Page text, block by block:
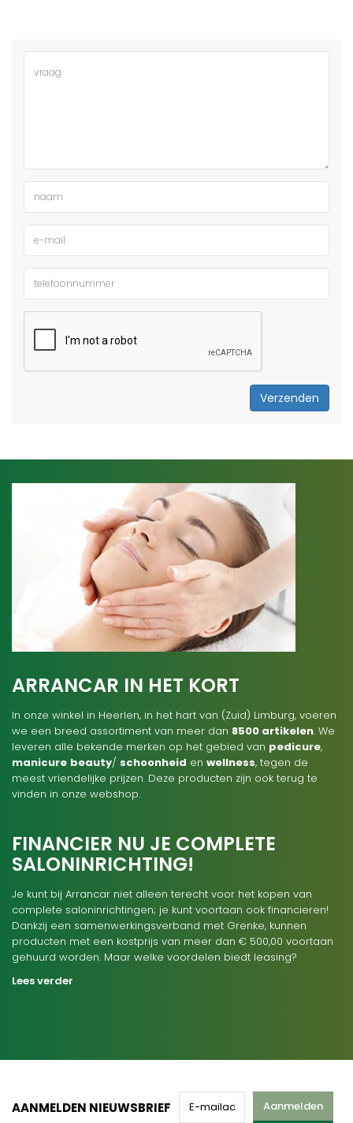
Verzenden
ARRANCAR IN HET KORT
In onze winkel in Heerlen, in het hart van (Zuid) Limburg, voeren
we een breed assortiment van meer dan 8500 artikelen. We
leveren alle bekende merken op het gebied van pedicure,
manicure beauty/ schoonheid en wellness, tegen de
meest vriendelijke prijzen. Deze producten zijn ook terug te
vinden in onze webshop.
FINANCIER NU JE COMPLETE
SALONINRICHTING!
Je kunt bij Arrancar niet alleen terecht voor het kopen van
complete saloninrichtingen; je kunt voortaan ook financieren!
Dankzij een samenwerkingsverband met Grenke, kunnen
producten met een kostprijs van meer dan € 500,00 voortaan
gehuurd worden. Maar welke voordelen biedt leasing?
Lees verder
AANMELDEN NIEUWSBRIEF Aanmelden